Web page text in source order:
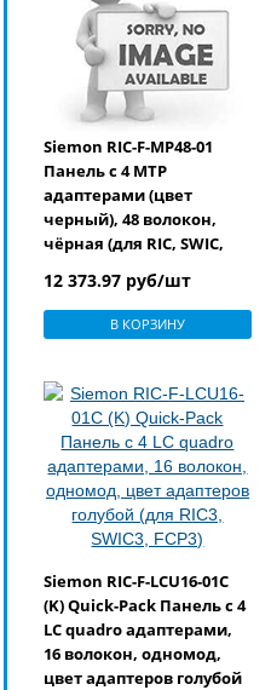
Siemon RIC-F-MP48-01
Панель с 4 MTP
адаптерами (цвет
черный), 48 волокон,
чёрная (для RIC, SWIC,
12 373.97 руб/шт
В КОРЗИНУ
Siemon RIC-F-LCU16-01C
(K) Quick-Pack Панель с 4
LC quadro адаптерами,
16 волокон, одномод,
цвет адаптеров голубой